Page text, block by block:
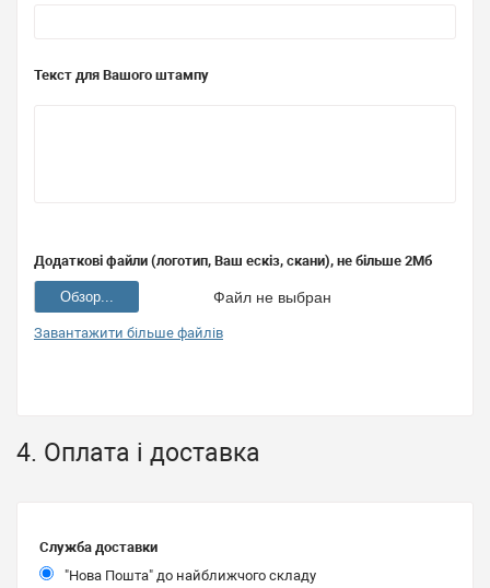
Текст для Вашого штампу
Додаткові файли (логотип, Ваш ескіз, скани), не більше 2Мб
Файл не выбран
Обзор...
Завантажити більше файлів
4. Оплата і доставка
Служба доставки
"Нова Пошта" до найближчого складу